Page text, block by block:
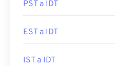
PST a IDT
EST a IDT
IST a IDT